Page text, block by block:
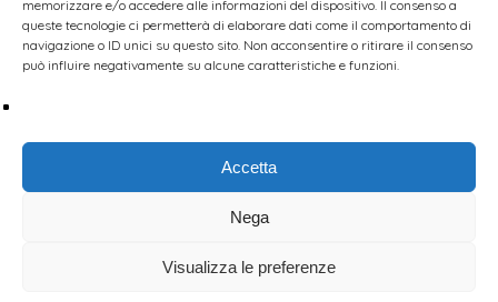
memorizzare e/o accedere alle informazioni del dispositivo. Il consenso a
queste tecnologie ci permetterà di elaborare dati come il comportamento di
navigazione o ID unici su questo sito. Non acconsentire o ritirare il consenso
può influire negativamente su alcune caratteristiche e funzioni.
Accetta
Nega
Visualizza le preferenze
collabora@coalizionecivica.it
se volete dare una mano concreta alla
coalizione (volantinaggi, banchetti, video,